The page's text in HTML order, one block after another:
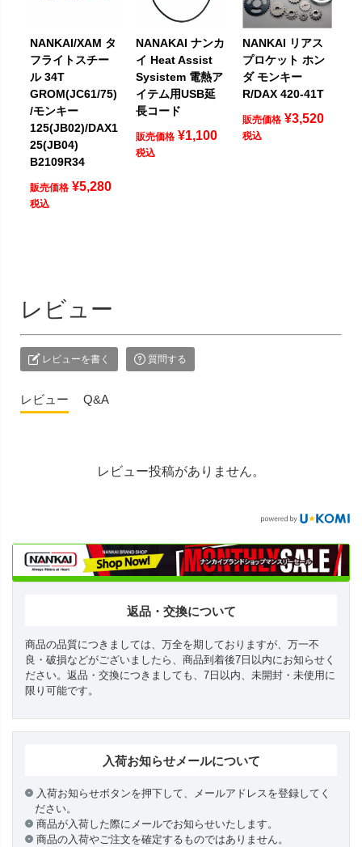
NANKAI/XAM タ
フライトスチー
ル 34T
GROM(JC61/75)
/モンキー
125(JB02)/DAX1
25(JB04)
B2109R34
販売価格 ¥5,280
税込
NANAKAI ナンカ
イ Heat Assist
Sysistem 電熱ア
イテム用USB延
長コード
販売価格 ¥1,100
税込
NANKAI リアス
プロケット ホン
ダ モンキー
R/DAX 420-41T
販売価格 ¥3,520
税込
レビュー
レビューを書く 質問する
レビュー Q&A
レビュー投稿がありません。
返品・交換について
商品の品質につきましては、万全を期しておりますが、万一不
良・破損などがございましたら、商品到着後7日以内にお知らせく
ださい。返品・交換につきましても、7日以内、未開封・未使用に
限り可能です。
入荷お知らせメールについて
入荷お知らせボタンを押下して、メールアドレスを登録してく
ださい。
商品が入荷した際にメールでお知らせいたします。
商品の入荷やご注文を確定するものではありません。